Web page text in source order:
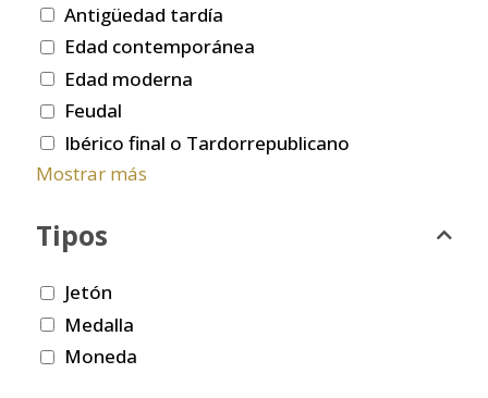
Antigüedad tardía
Edad contemporánea
Edad moderna
Feudal
Ibérico final o Tardorrepublicano
Mostrar más
Tipos
Jetón
Medalla
Moneda